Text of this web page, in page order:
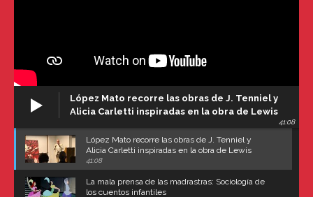
López Mato recorre las obras de J. Tenniel y
Alicia Carletti inspiradas en la obra de Lewis
41:08
López Mato recorre las obras de J. Tenniel y
Alicia Carletti inspiradas en la obra de Lewis
Carroll
41:08
La mala prensa de las madrastras: Sociología de
los cuentos infantiles